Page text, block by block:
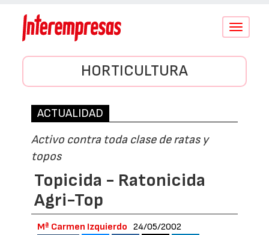
Conmutar
HORTICULTURA
ACTUALIDAD
Activo contra toda clase de ratas y
topos
Topicida - Ratonicida
Agri-Top
Mª Carmen Izquierdo 24/05/2002